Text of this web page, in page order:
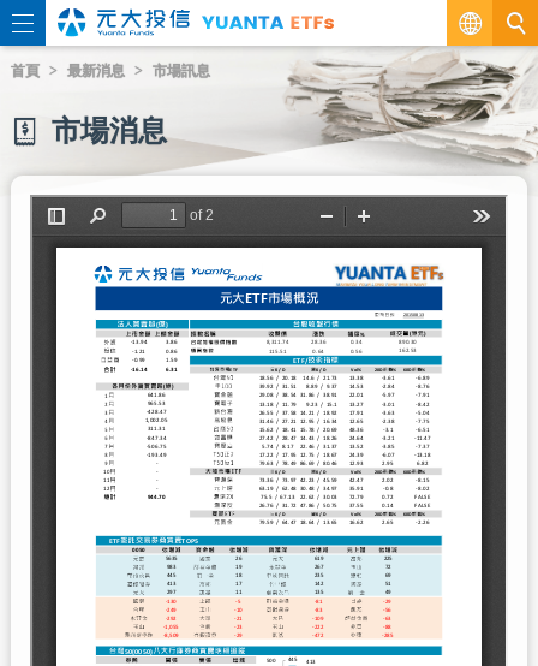
繁
EN
首頁 最新消息 市場訊息
市場消息